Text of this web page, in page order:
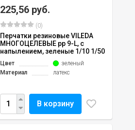
225,56 руб.
(0)
Перчатки резиновые VILEDA
МНОГОЦЕЛЕВЫЕ рр 9-L, с
напылением, зеленые 1/10 1/50
Цвет
зеленый
Материал
латекс
В корзину